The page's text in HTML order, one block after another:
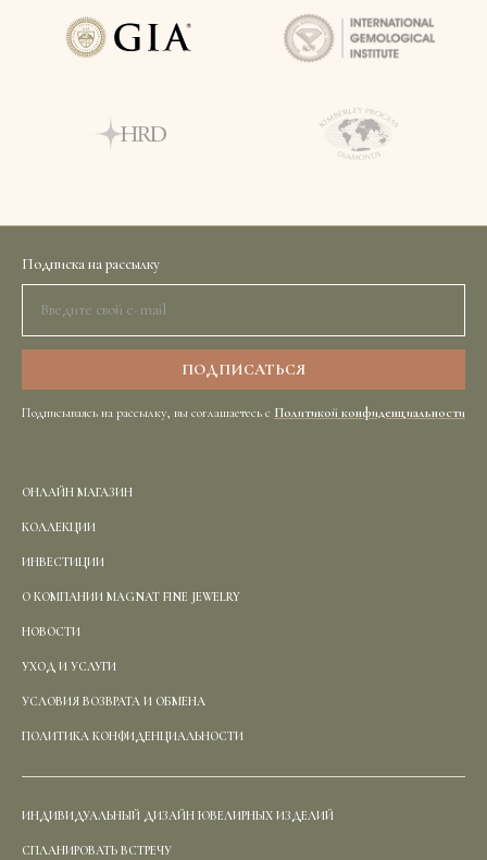
Подписка на рассылку
Подписываясь на рассылку, вы соглашаетесь с Политикой конфиденциальности
ОНЛАЙН МАГАЗИН
КОЛЛЕКЦИИ
ИНВЕСТИЦИИ
О КОМПАНИИ MAGNAT FINE JEWELRY
НОВОСТИ
УХОД И УСЛУГИ
УСЛОВИЯ ВОЗВРАТА И ОБМЕНА
ПОЛИТИКА КОНФИДЕНЦИАЛЬНОСТИ
ИНДИВИДУАЛЬНЫЙ ДИЗАЙН ЮВЕЛИРНЫХ ИЗДЕЛИЙ
СПЛАНИРОВАТЬ ВСТРЕЧУ